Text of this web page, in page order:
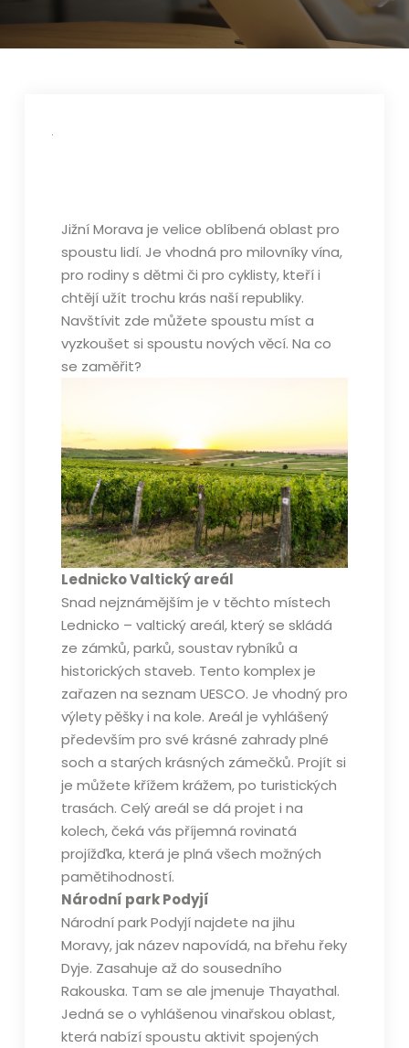
Jižní Morava je velice oblíbená oblast pro
spoustu lidí. Je vhodná pro milovníky vína,
pro rodiny s dětmi či pro cyklisty, kteří i
chtějí užít trochu krás naší republiky.
Navštívit zde můžete spoustu míst a
vyzkoušet si spoustu nových věcí. Na co
se zaměřit?
Lednicko Valtický areál
Snad nejznámějším je v těchto místech
Lednicko – valtický areál, který se skládá
ze zámků, parků, soustav rybníků a
historických staveb. Tento komplex je
zařazen na seznam UESCO. Je vhodný pro
výlety pěšky i na kole. Areál je vyhlášený
především pro své krásné zahrady plné
soch a starých krásných zámečků. Projít si
je můžete křížem krážem, po turistických
trasách. Celý areál se dá projet i na
kolech, čeká vás příjemná rovinatá
projížďka, která je plná všech možných
pamětihodností.
Národní park Podyjí
Národní park Podyjí najdete na jihu
Moravy, jak název napovídá, na břehu řeky
Dyje. Zasahuje až do sousedního
Rakouska. Tam se ale jmenuje Thayathal.
Jedná se o vyhlášenou vinařskou oblast,
která nabízí spoustu aktivit spojených